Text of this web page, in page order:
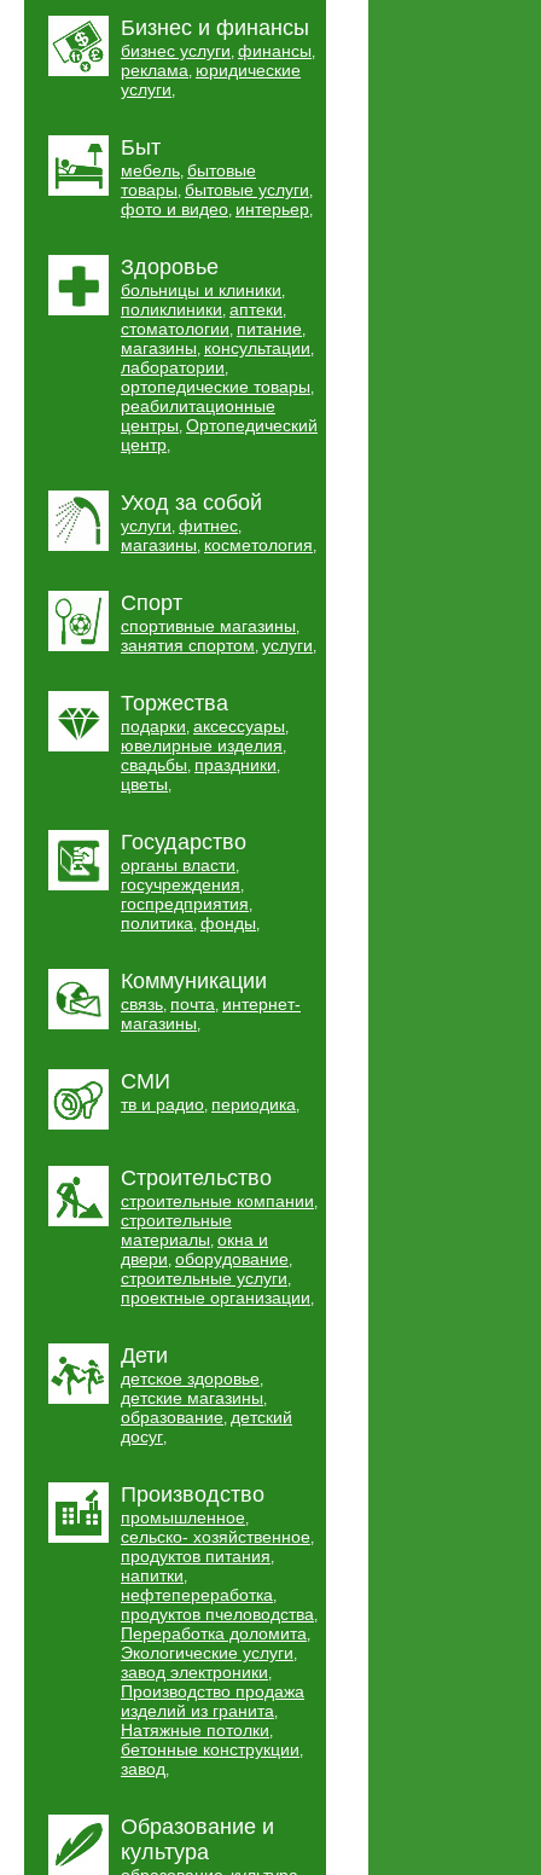
Бизнес и финансы
бизнес услуги, финансы,
реклама, юридические
услуги,
Быт
мебель, бытовые
товары, бытовые услуги,
фото и видео, интерьер,
Здоровье
больницы и клиники,
поликлиники, аптеки,
стоматологии, питание,
магазины, консультации,
лаборатории,
ортопедические товары,
реабилитационные
центры, Ортопедический
центр,
Уход за собой
услуги, фитнес,
магазины, косметология,
Спорт
спортивные магазины,
занятия спортом, услуги,
Торжества
подарки, аксессуары,
ювелирные изделия,
свадьбы, праздники,
цветы,
Государство
органы власти,
госучреждения,
госпредприятия,
политика, фонды,
Коммуникации
связь, почта, интернет-
магазины,
СМИ
тв и радио, периодика,
Строительство
строительные компании,
строительные
материалы, окна и
двери, оборудование,
строительные услуги,
проектные организации,
Дети
детское здоровье,
детские магазины,
образование, детский
досуг,
Производство
промышленное,
сельско- хозяйственное,
продуктов питания,
напитки,
нефтепереработка,
продуктов пчеловодства,
Переработка доломита,
Экологические услуги,
завод электроники,
Производство продажа
изделий из гранита,
Натяжные потолки,
бетонные конструкции,
завод,
Образование и
культура